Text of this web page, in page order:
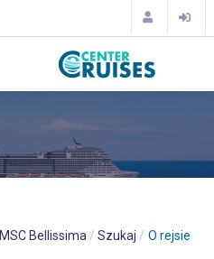
MSC Bellissima Szukaj O rejsie